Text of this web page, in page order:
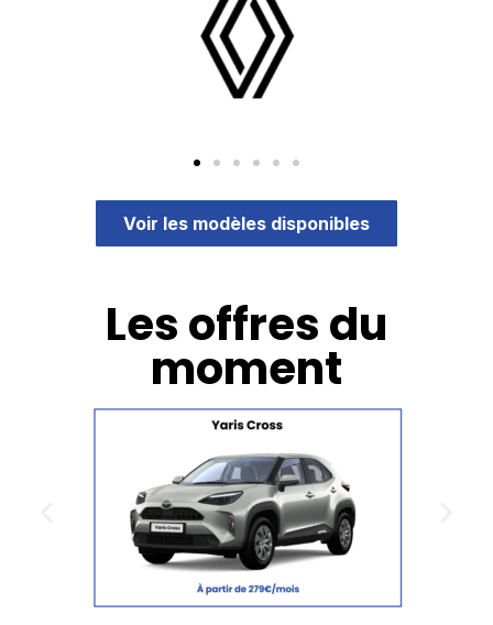
Voir les modèles disponibles
Les offres du
moment